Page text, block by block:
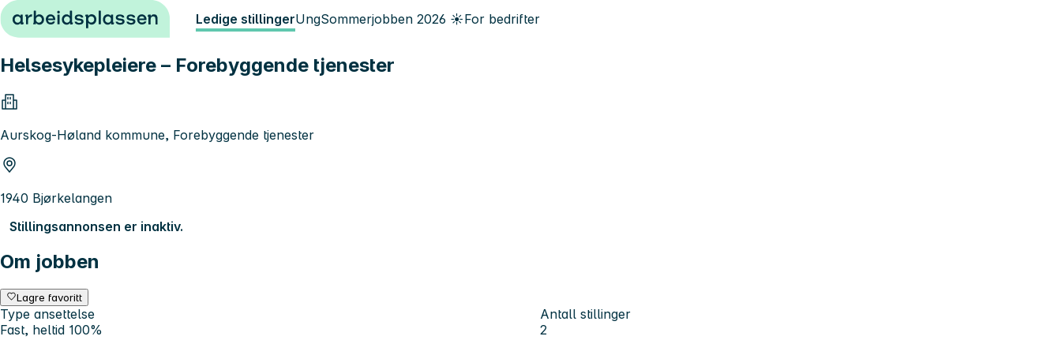
Hopp til innhold Ledige stillingerUngSommerjobben 2026 ☀️For bedrifter
Helsesykepleiere – Forebyggende tjenester
Aurskog-Høland kommune, Forebyggende tjenester
1940 Bjørkelangen
Stillingsannonsen er inaktiv.
Om jobben
Lagre favoritt
Type ansettelse
Fast, heltid 100%
Antall stillinger
2